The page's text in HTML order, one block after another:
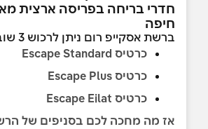
חדרי בריחה בפריסה ארצית
חיפה
ברשת אסקייפ רום ניתן לרכוש 3 שוברים:
כרטיס Escape Standard
כרטיס Escape Plus
כרטיס Escape Eilat
אז מה מחכה לכם בסניפים של